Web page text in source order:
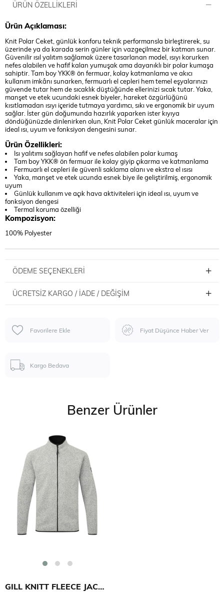
ÜRÜN ÖZELLIKLERI
Ürün Açıklaması:
Knit Polar Ceket, günlük konforu teknik performansla birleştirerek, su
üzerinde ya da karada serin günler için vazgeçilmez bir katman sunar.
Güvenilir ısıl yalıtım sağlamak üzere tasarlanan model, ısıyı korurken
nefes alabilen ve hafif kalan yumuşak ama dayanıklı bir polar kumaşa
sahiptir. Tam boy YKK® ön fermuar, kolay katmanlama ve akıcı
kullanım imkânı sunarken, fermuarlı el cepleri hem temel eşyalarınızı
güvende tutar hem de sıcaklık düştüğünde ellerinizi sıcak tutar. Yaka,
manşet ve etek ucundaki esnek biyeler, hareket özgürlüğünü
kısıtlamadan ısıyı içeride tutmaya yardımcı, sıkı ve ergonomik bir uyum
sağlar. İster gün doğumunda hazırlık yaparken ister kıyıya
döndüğünüzde dinlenirken olun, Knit Polar Ceket günlük maceralar için
ideal ısı, uyum ve fonksiyon dengesini sunar.
Ürün Özellikleri:
Isı yalıtımı sağlayan hafif ve nefes alabilen polar kumaş
Tam boy YKK® ön fermuar ile kolay giyip çıkarma ve katmanlama
Fermuarlı el cepleri ile güvenli saklama alanı ve ekstra el ısısı
Yaka, manşet ve etek ucunda esnek biye ile geliştirilmiş, ergonomik
uyum
Günlük kullanım ve açık hava aktiviteleri için ideal ısı, uyum ve
fonksiyon dengesi
Termal koruma özelliği
Kompozisyon:
100% Polyester
ÖDEME SEÇENEKLERI
ÜCRETSIZ KARGO / İADE / DEĞIŞIM
Favorilere Ekle Fiyat Düşünce Haber Ver
Kargo Bedava
Benzer Ürünler
GILL KNITT FLEECE JACKET